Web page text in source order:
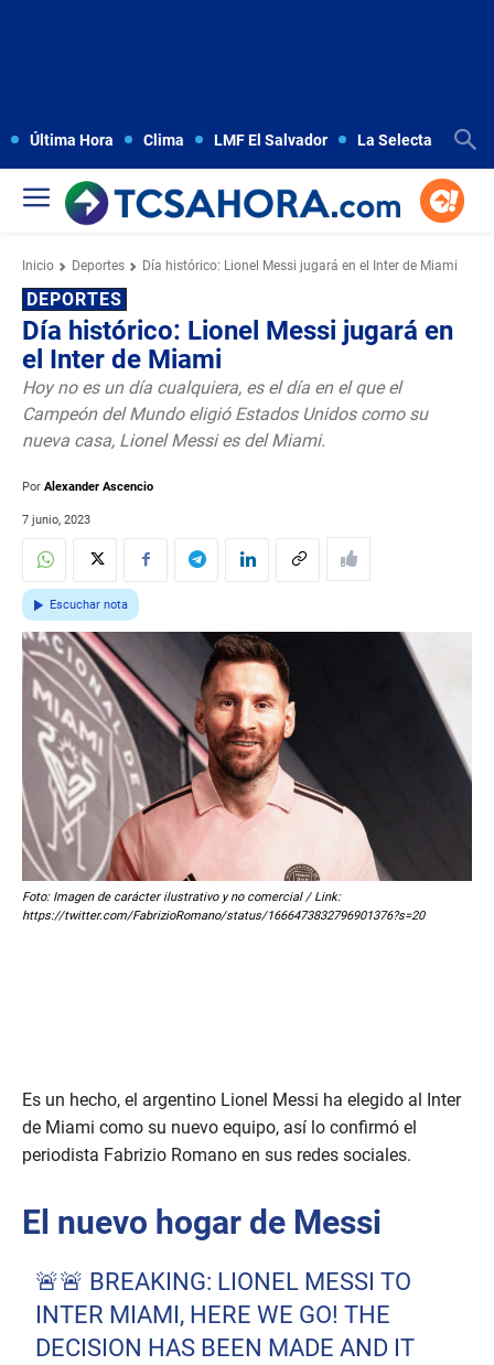
Última Hora Clima LMF El Salvador La Selecta
Inicio Deportes Día histórico: Lionel Messi jugará en el Inter de Miami
DEPORTES
Día histórico: Lionel Messi jugará en
el Inter de Miami
Hoy no es un día cualquiera, es el día en el que el
Campeón del Mundo eligió Estados Unidos como su
nueva casa, Lionel Messi es del Miami.
Por Alexander Ascencio
7 junio, 2023
Escuchar nota
Foto: Imagen de carácter ilustrativo y no comercial / Link:
https://twitter.com/FabrizioRomano/status/1666473832796901376?s=20
Es un hecho, el argentino Lionel Messi ha elegido al Inter
de Miami como su nuevo equipo, así lo confirmó el
periodista Fabrizio Romano en sus redes sociales.
El nuevo hogar de Messi
🚨🚨 BREAKING: LIONEL MESSI TO
INTER MIAMI, HERE WE GO! THE
DECISION HAS BEEN MADE AND IT